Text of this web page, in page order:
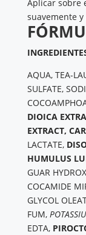
​Aplicar sobre
suavemente
AQUA, TEA-
SULFATE,
DIOICA
EXTRACT,
LACTATE,
HUMULUS
GUAR
COCAMIDE
GLYCOL
FUM,
EDTA,